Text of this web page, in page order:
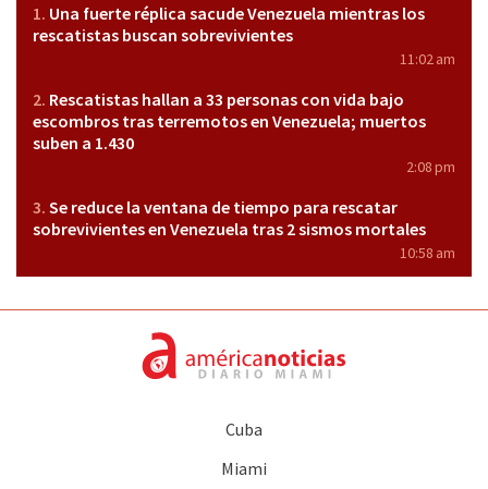
Una fuerte réplica sacude Venezuela mientras los
rescatistas buscan sobrevivientes
11:02 am
Rescatistas hallan a 33 personas con vida bajo
escombros tras terremotos en Venezuela; muertos
suben a 1.430
2:08 pm
Se reduce la ventana de tiempo para rescatar
sobrevivientes en Venezuela tras 2 sismos mortales
10:58 am
Cuba
Miami